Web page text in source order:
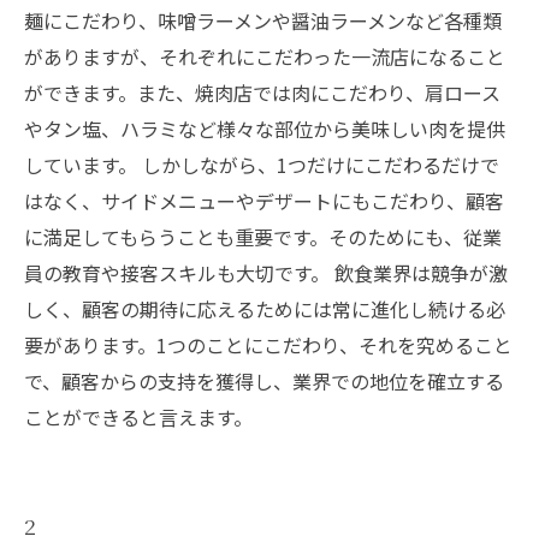
麺にこだわり、味噌ラーメンや醤油ラーメンなど各種類
がありますが、それぞれにこだわった一流店になること
ができます。また、焼肉店では肉にこだわり、肩ロース
やタン塩、ハラミなど様々な部位から美味しい肉を提供
しています。 しかしながら、1つだけにこだわるだけで
はなく、サイドメニューやデザートにもこだわり、顧客
に満足してもらうことも重要です。そのためにも、従業
員の教育や接客スキルも大切です。 飲食業界は競争が激
しく、顧客の期待に応えるためには常に進化し続ける必
要があります。1つのことにこだわり、それを究めること
で、顧客からの支持を獲得し、業界での地位を確立する
ことができると言えます。
2